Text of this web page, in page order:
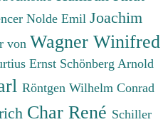
Nolde Emil Joachim
von Wagner Winifred
Ernst Schönberg Arnold
Röntgen Wilhelm Conrad
Char René Schiller